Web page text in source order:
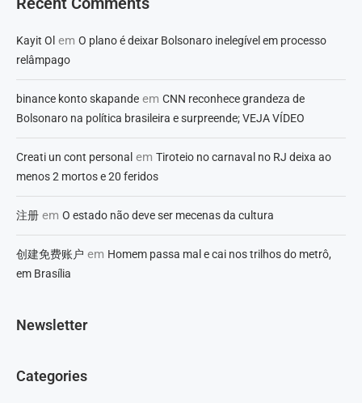
Kayit Ol em O plano é deixar Bolsonaro inelegível em processo
relâmpago
binance konto skapande em CNN reconhece grandeza de
Bolsonaro na política brasileira e surpreende; VEJA VÍDEO
Creati un cont personal em Tiroteio no carnaval no RJ deixa ao
menos 2 mortos e 20 feridos
注册 em O estado não deve ser mecenas da cultura
创建免费账户 em Homem passa mal e cai nos trilhos do metrô,
em Brasília
Newsletter
Categories